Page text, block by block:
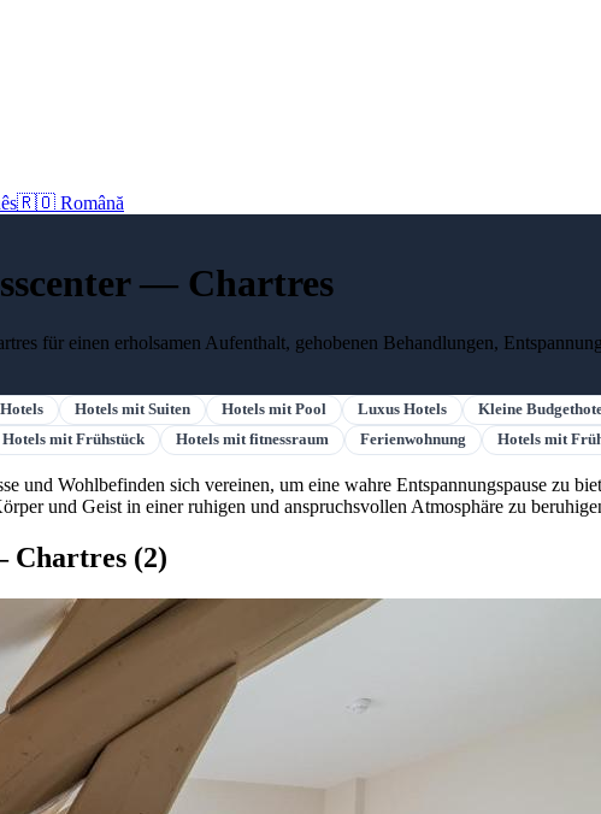
🇷🇴 Română
— Chartres
für einen erholsamen Aufenthalt, gehobenen Behandlungen,
Hotels mit Suiten Hotels mit Pool Luxus Hotels Kleine
Hotels mit Frühstück Hotels mit fitnessraum Ferienwohnung Hotels mit
und Wohlbefinden sich vereinen, um eine wahre Entspannungspause zu
und Geist in einer ruhigen und anspruchsvollen Atmosphäre zu
Chartres (2)